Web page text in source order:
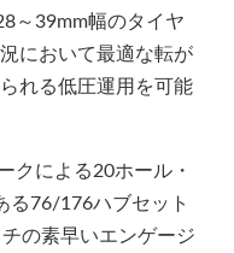
～39mm幅のタイヤ
において最適な転が
れる低圧運用を可能
クによる20ホール・
る76/176ハブセット
の素早いエンゲージ